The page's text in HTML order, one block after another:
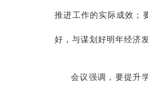
推进工作的实际成效；
好，与谋划好明年经济
会议强调，要提升